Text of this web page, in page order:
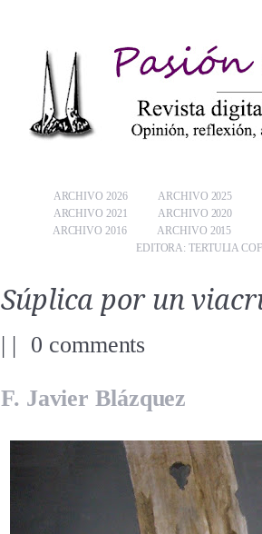
ARCHIVO 2026
ARCHIVO 2025
ARCHIVO 2021
ARCHIVO 2020
ARCHIVO 2016
ARCHIVO 2015
EDITORA: TERTULIA
Súplica por un
| | 0 comments
F. Javier Blázquez